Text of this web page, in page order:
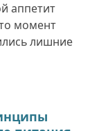
аппетит
момент
лишние